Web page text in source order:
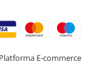
Platforma E-commerce